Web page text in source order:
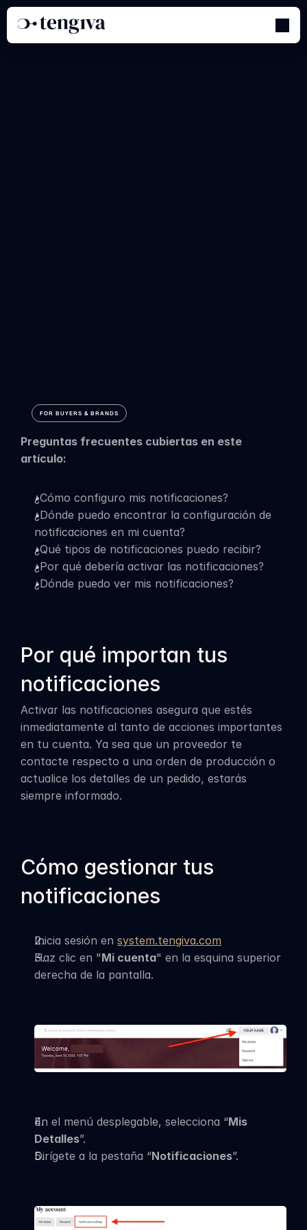
FOR BUYERS & BRANDS
Preguntas frecuentes cubiertas en este
artículo:
¿Cómo configuro mis notificaciones?
¿Dónde puedo encontrar la configuración de
notificaciones en mi cuenta?
¿Qué tipos de notificaciones puedo recibir?
¿Por qué debería activar las notificaciones?
¿Dónde puedo ver mis notificaciones?
Por qué importan tus
notificaciones
Activar las notificaciones asegura que estés
inmediatamente al tanto de acciones importantes
en tu cuenta. Ya sea que un proveedor te
contacte respecto a una orden de producción o
actualice los detalles de un pedido, estarás
siempre informado.
Cómo gestionar tus
notificaciones
Inicia sesión en system.tengiva.com
Haz clic en "Mi cuenta" en la esquina superior
derecha de la pantalla.
En el menú desplegable, selecciona “Mis
Detalles”.
Dirígete a la pestaña “Notificaciones”.